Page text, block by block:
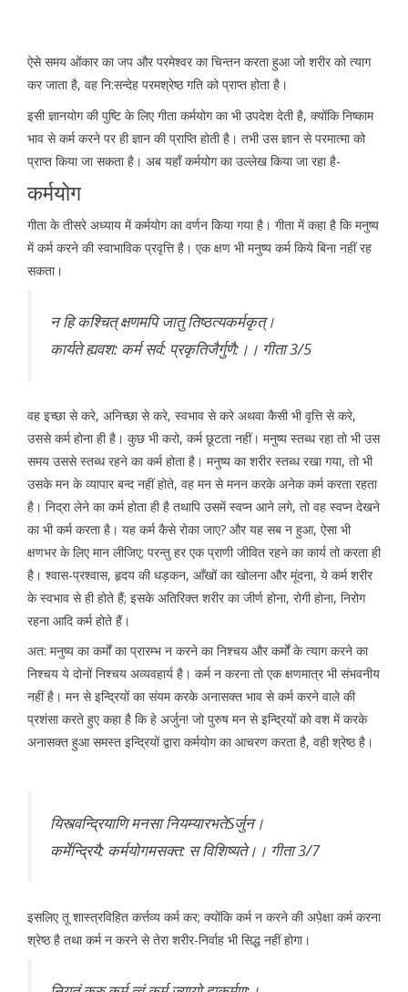
ऐसे समय ओंकार का जप और परमेश्वर का चिन्तन करता हुआ जो शरीर को त्याग
कर जाता है, वह नि:सन्देह परमश्रेष्ठ गति को प्राप्त होता है।
इसी ज्ञानयोग की पुष्टि के लिए गीता कर्मयोग का भी उपदेश देती है, क्योंकि निष्काम
भाव से कर्म करने पर ही ज्ञान की प्राप्ति होती है। तभी उस ज्ञान से परमात्मा को
प्राप्त किया जा सकता है। अब यहाँ कर्मयोग का उल्लेख किया जा रहा है-
कर्मयोग
गीता के तीसरे अध्याय में कर्मयोग का वर्णन किया गया है। गीता में कहा है कि मनुष्य
में कर्म करने की स्वाभाविक प्रवृत्ति है। एक क्षण भी मनुष्य कर्म किये बिना नहीं रह
सकता।
न हि कश्चित् क्षणमपि जातु तिष्ठत्यकर्मकृत्।
कार्यते ह्यवश: कर्म सर्व: प्रकृतिजैर्गुणै:।। गीता 3/5
वह इच्छा से करे, अनिच्छा से करे, स्वभाव से करे अथवा कैसी भी वृत्ति से करे,
उससे कर्म होना ही है। कुछ भी करो, कर्म छूटता नहीं। मनुष्य स्तब्ध रहा तो भी उस
समय उससे स्तब्ध रहने का कर्म होता है। मनुष्य का शरीर स्तब्ध रखा गया, तो भी
उसके मन के व्यापार बन्द नहीं होते, वह मन से मनन करके अनेक कर्म करता रहता
है। निद्रा लेने का कर्म होता ही है तथापि उसमें स्वप्न आने लगे, तो वह स्वप्न देखने
का भी कर्म करता है। यह कर्म कैसे रोका जाए? और यह सब न हुआ, ऐसा भी
क्षणभर के लिए मान लीजिए; परन्तु हर एक प्राणी जीवित रहने का कार्य तो करता ही
है। श्वास-प्रश्वास, हृदय की धड़कन, आँखों का खोलना और मूंदना, ये कर्म शरीर
के स्वभाव से ही होते हैं; इसके अतिरिक्त शरीर का जीर्ण होना, रोगी होना, निरोग
रहना आदि कर्म होते हैं।
अत: मनुष्य का कर्मों का प्रारम्भ न करने का निश्चय और कर्मों के त्याग करने का
निश्चय ये दोनों निश्चय अव्यवहार्य है। कर्म न करना तो एक क्षणमात्र भी संभवनीय
नहीं है। मन से इन्द्रियों का संयम करके अनासक्त भाव से कर्म करने वाले की
प्रशंसा करते हुए कहा है कि हे अर्जुन! जो पुरुष मन से इन्द्रियों को वश में करके
अनासक्त हुआ समस्त इन्द्रियों द्वारा कर्मयोग का आचरण करता है, वही श्रेष्ठ है।
यिस्त्वन्द्रियाणि मनसा नियम्यारभतेSर्जुन।
कर्मेन्द्रियै: कर्मयोगमसक्त: स विशिष्यते।। गीता 3/7
इसलिए तू शास्त्रविहित कर्त्तव्य कर्म कर; क्योंकि कर्म न करने की अपे़क्षा कर्म करना
श्रेष्ठ है तथा कर्म न करने से तेरा शरीर-निर्वाह भी सिद्ध नहीं होगा।